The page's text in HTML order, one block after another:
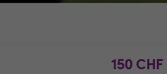
150 CHF